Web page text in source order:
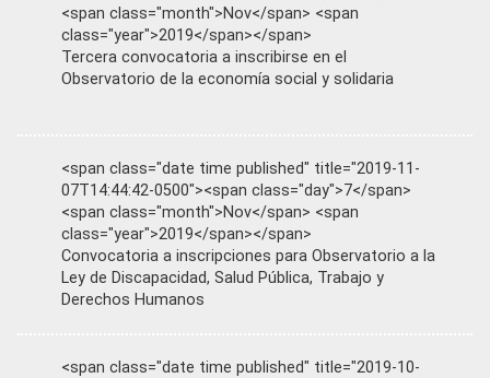
<span class="month">Nov</span> <span
class="year">2019</span></span>
Tercera convocatoria a inscribirse en el
Observatorio de la economía social y solidaria
<span class="date time published" title="2019-11-
07T14:44:42-0500"><span class="day">7</span>
<span class="month">Nov</span> <span
class="year">2019</span></span>
Convocatoria a inscripciones para Observatorio a la
Ley de Discapacidad, Salud Pública, Trabajo y
Derechos Humanos
<span class="date time published" title="2019-10-